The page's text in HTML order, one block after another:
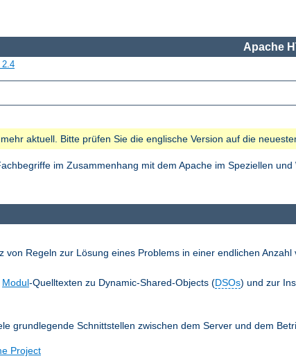
Apache
2.4
aktuell. Bitte prüfen Sie die englische Version auf die
im Zusammenhang mit dem Apache im Speziellen
von Regeln zur Lösung eines Problems in einer endlichen
Modul-Quelltexten zu Dynamic-Shared-Objects (DSOs) und zur
grundlegende Schnittstellen zwischen dem Server und dem
Project